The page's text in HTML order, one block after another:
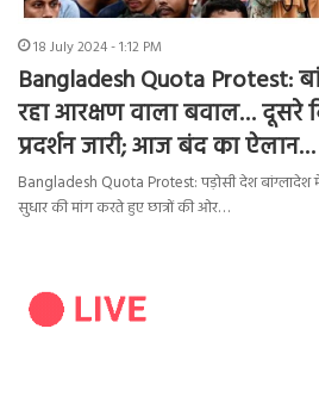
18 July 2024 - 1:12 PM
Bangladesh Quota Protest:
रहा आरक्षण वाला बवाल… दूसरे
प्रदर्शन जारी; आज बंद का ऐलान…
Bangladesh Quota Protest: पड़ोसी देश बांग्लादेश
सुधार की मांग करते हुए छात्रों की ओर…